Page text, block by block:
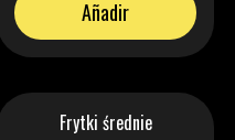
Añadir
Frytki średnie